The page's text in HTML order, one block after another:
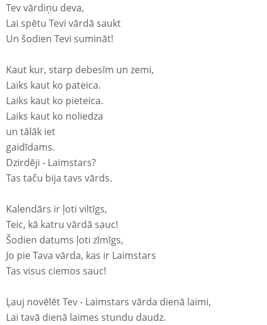
Tev vārdiņu deva,
Lai spētu Tevi vārdā saukt
Un šodien Tevi sumināt!
Kaut kur, starp debesīm un zemi,
Laiks kaut ko pateica.
Laiks kaut ko pieteica.
Laiks kaut ko noliedza
un tālāk iet
gaidīdams.
Dzirdēji - Laimstars?
Tas taču bija tavs vārds.
Kalendārs ir ļoti viltīgs,
Teic, kā katru vārdā sauc!
Šodien datums ļoti zīmīgs,
Jo pie Tava vārda, kas ir Laimstars
Tas visus ciemos sauc!
Ļauj novēlēt Tev - Laimstars vārda dienā laimi,
Lai tavā dienā laimes stundu daudz.